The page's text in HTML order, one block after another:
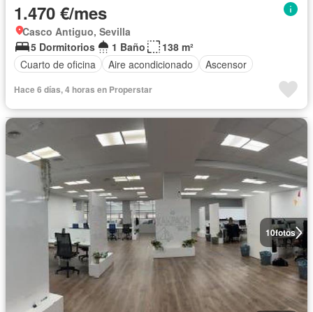
1.470 €/mes
Casco Antiguo, Sevilla
5 Dormitorios
1 Baño
138 m²
Cuarto de oficina
Aire acondicionado Ascensor
Hace 6 días, 4 horas en Properstar
10fotos